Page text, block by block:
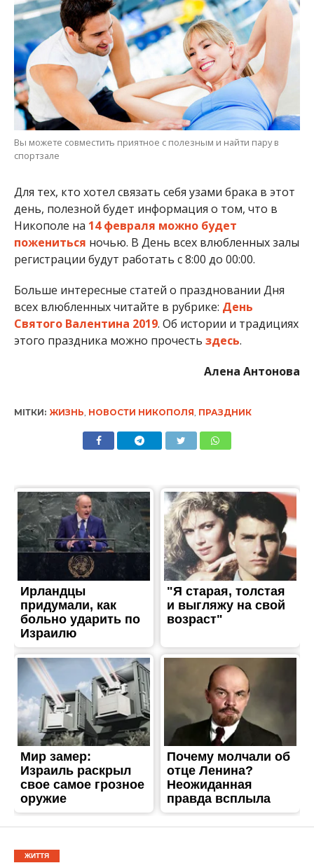
Вы можете совместить приятное с полезным и найти пару в
спортзале
Для тех, кто хотел связать себя узами брака в этот
день, полезной будет информация о том, что в
Никополе на 14 февраля можно будет
пожениться ночью. В День всех влюбленных залы
регистрации будут работать с 8:00 до 00:00.
Больше интересные статей о праздновании Дня
всех влюбленных читайте в рубрике: День
Святого Валентина 2019. Об истории и традициях
этого праздника можно прочесть здесь.
Алена Антонова
МІТКИ: ЖИЗНЬ, НОВОСТИ НИКОПОЛЯ, ПРАЗДНИК
ЖИТТЯ